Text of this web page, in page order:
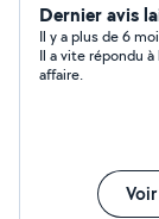
Dernier avis
Il y a plus de 6
Il a vite répondu
affaire.